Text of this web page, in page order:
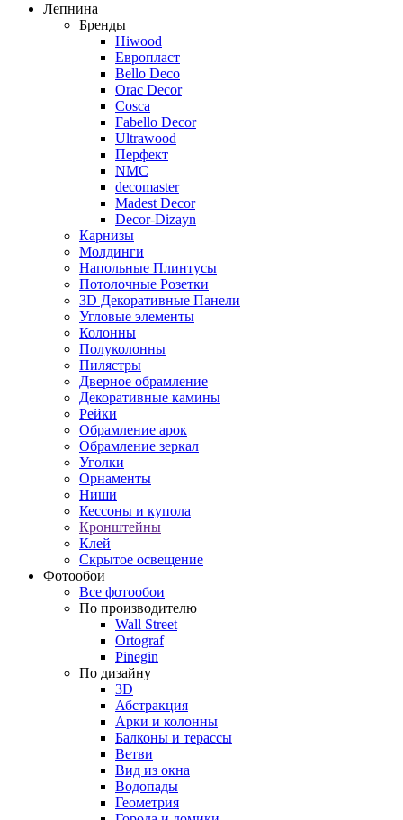
Лепнина
Бренды
Hiwood
Европласт
Bello Deco
Orac Decor
Cosca
Fabello Decor
Ultrawood
Перфект
NMC
decomaster
Madest Decor
Decor-Dizayn
Карнизы
Молдинги
Напольные Плинтусы
Потолочные Розетки
3D Декоративные Панели
Угловые элементы
Колонны
Полуколонны
Пилястры
Дверное обрамление
Декоративные камины
Рейки
Обрамление арок
Обрамление зеркал
Уголки
Орнаменты
Ниши
Кессоны и купола
Кронштейны
Клей
Скрытое освещение
Фотообои
Все фотообои
По производителю
Wall Street
Ortograf
Pinegin
По дизайну
3D
Абстракция
Арки и колонны
Балконы и терассы
Ветви
Вид из окна
Водопады
Геометрия